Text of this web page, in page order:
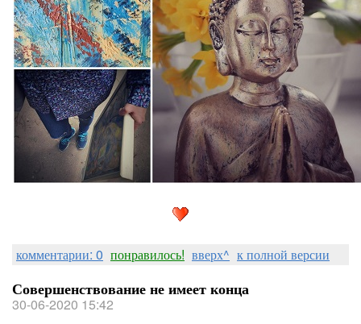
комментарии: 0 понравилось! вверх^ к полной версии
Совершенствование не имеет конца
30-06-2020 15:42